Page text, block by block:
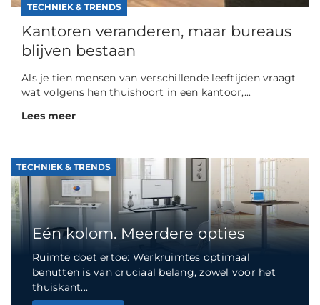
TECHNIEK & TRENDS
Kantoren veranderen, maar bureaus
blijven bestaan
Als je tien mensen van verschillende leeftijden vraagt
wat volgens hen thuishoort in een kantoor,...
Lees meer
TECHNIEK & TRENDS
Eén kolom. Meerdere opties
Ruimte doet ertoe: Werkruimtes optimaal
benutten is van cruciaal belang, zowel voor het
thuiskant...